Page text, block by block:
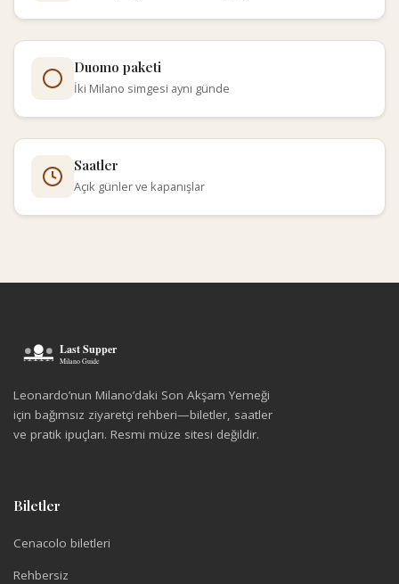
Duomo paketi
İki Milano simgesi aynı günde
Saatler
Açık günler ve kapanışlar
Leonardo’nun Milano’daki Son Akşam Yemeği
için bağımsız ziyaretçi rehberi—biletler, saatler
ve pratik ipuçları. Resmi müze sitesi değildir.
Biletler
Cenacolo biletleri
Rehbersiz